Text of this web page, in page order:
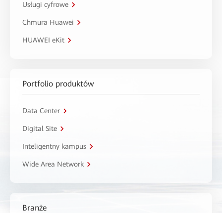
Usługi cyfrowe
Chmura Huawei
HUAWEI eKit
Portfolio produktów
Data Center
Digital Site
Inteligentny kampus
Wide Area Network
Branże